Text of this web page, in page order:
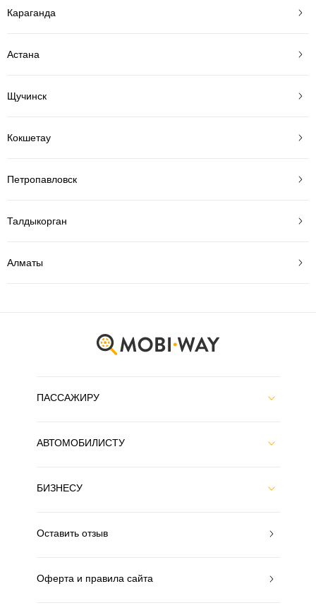
Караганда
Астана
Щучинск
Кокшетау
Петропавловск
Талдыкорган
Алматы
ПАССАЖИРУ
АВТОМОБИЛИСТУ
БИЗНЕСУ
Оставить отзыв
Оферта и правила сайта